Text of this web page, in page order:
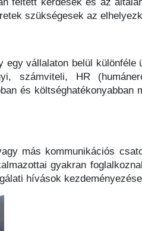
szükségesek az
vállalaton belül
számviteli, HR
és költséghatékonyabban
más kommunikációs
gyakran
hívások